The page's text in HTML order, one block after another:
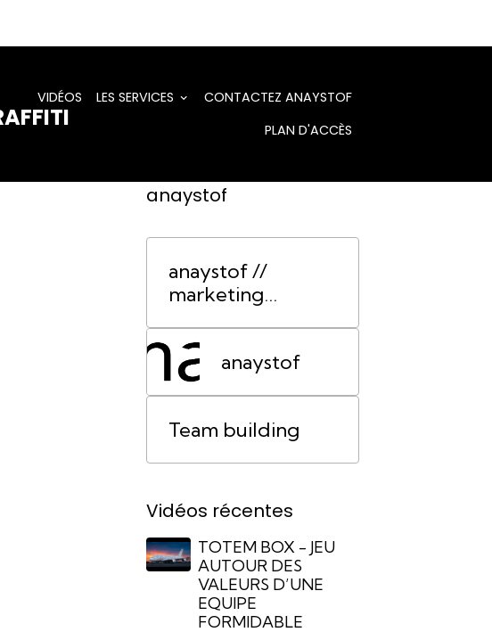
VIDÉOS LES SERVICES
CONTACTEZ ANAYSTOF
PLAN D'ACCÈS
anaystof
anaystof //
marketing
Lyon
anaystof
Team building
Vidéos récentes
TOTEM BOX - JEU
AUTOUR DES
VALEURS D’UNE
EQUIPE
FORMIDABLE